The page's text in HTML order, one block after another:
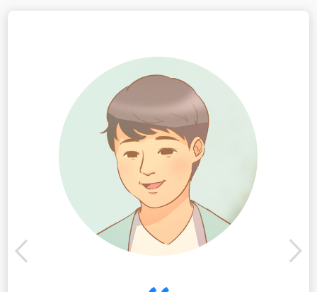
은후가 이렇게 건강하게 자랐다니,
정말 꿈만 같은 일이지.